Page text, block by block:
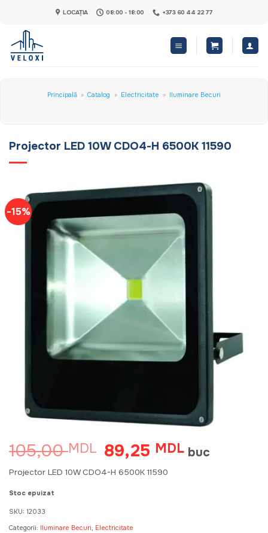
content
LOCAȚIA 08:00 - 18:00 +373 60 44 22 77
Principală » Catalog » Electricitate » Iluminare Becuri
Projector LED 10W CDO4-H 6500K 11590
-15%
105,00MDL Prețul
inițial
a
89,25 MDLPrețul
curent
buc
Projector LED 10W CDO4-H 6500K 11590
Stoc epuizat
SKU: 12033
Categorii: Iluminare Becuri, Electricitate